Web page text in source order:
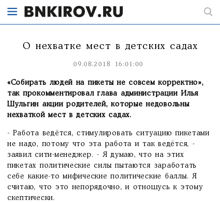
О нехватке мест в детских садах
09.08.2018 16:01:00
«Собирать людей на пикеты не совсем корректно»,
так прокомментировал глава администрации Илья
Шульгин акции родителей, которые недовольны
нехваткой мест в детских садах.
- Работа ведётся, стимулировать ситуацию пикетами
не надо, потому что эта работа и так ведётся, -
заявил сити-менеджер. - Я думаю, что на этих
пикетах политические силы пытаются заработать
себе какие-то мифические политические баллы. Я
считаю, что это непорядочно, и отношусь к этому
скептически.